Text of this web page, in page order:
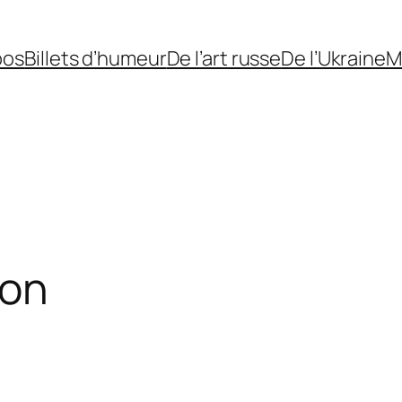
Billets d’humeurDe l’art russeDe l’Ukraine